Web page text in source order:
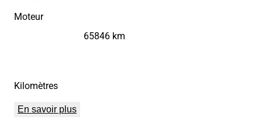
Moteur
Kilomètres
65846 km
En savoir plus